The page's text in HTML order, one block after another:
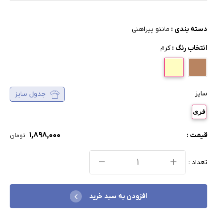
دسته بندی : مانتو پیراهنی
انتخاب رنگ : کرم
سایز جدول سایز
فری
قیمت : ۱,۸۹۸,۰۰۰ تومان
تعداد :
افزودن به سبد خرید